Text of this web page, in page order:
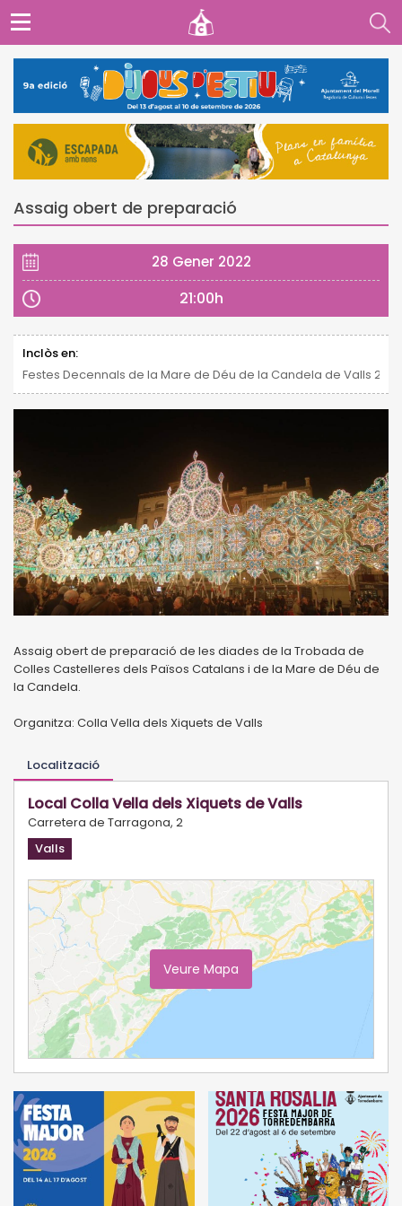
Assaig obert de preparació
28 Gener 2022
21:00h
Inclòs en:
Festes Decennals de la Mare de Déu de la Candela de Valls 2021
Assaig obert de preparació de les diades de la Trobada de
Colles Castelleres dels Països Catalans i de la Mare de Déu de
la Candela.
Organitza: Colla Vella dels Xiquets de Valls
Localització
Local Colla Vella dels Xiquets de Valls
Carretera de Tarragona, 2
Valls
Veure Mapa